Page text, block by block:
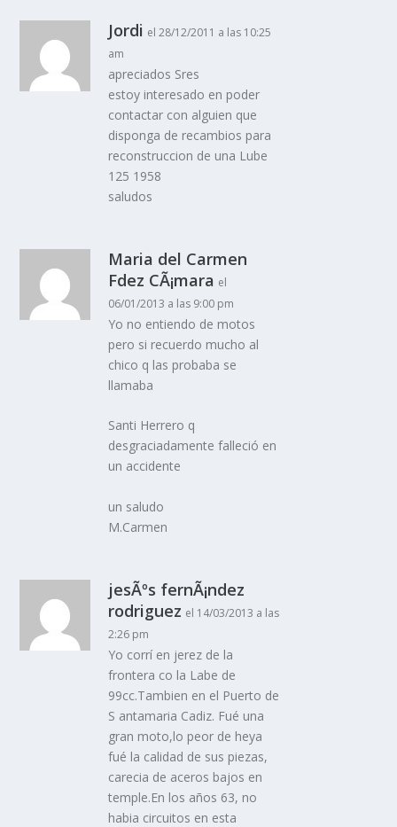
Jordi el 28/12/2011 a las 10:25
am
apreciados Sres
estoy interesado en poder
contactar con alguien que
disponga de recambios para
reconstruccion de una Lube
125 1958
saludos
Maria del Carmen
Fdez CÃ¡mara el
06/01/2013 a las 9:00 pm
Yo no entiendo de motos
pero si recuerdo mucho al
chico q las probaba se
llamaba
Santi Herrero q
desgraciadamente falleció en
un accidente
un saludo
M.Carmen
jesÃºs fernÃ¡ndez
rodriguez el 14/03/2013 a las
2:26 pm
Yo corrí­ en jerez de la
frontera co la Labe de
99cc.Tambien en el Puerto de
S antamaria Cadiz. Fué una
gran moto,lo peor de heya
fué la calidad de sus piezas,
carecia de aceros bajos en
temple.En los años 63, no
habia circuitos en esta